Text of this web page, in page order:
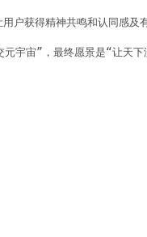
户获得精神共鸣和认同感及
宙”，最终愿景是“让天下